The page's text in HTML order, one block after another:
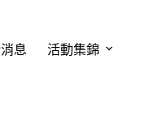
息 活動集錦